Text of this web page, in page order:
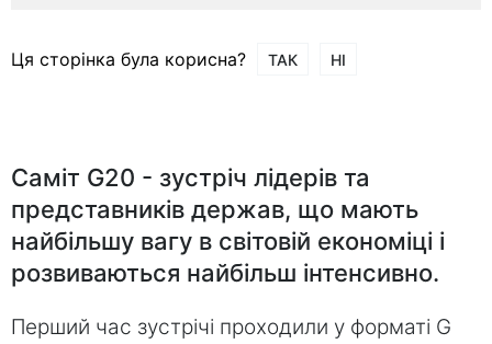
Ця сторінка була корисна? ТАК НІ
Саміт G20 - зустріч лідерів та
представників держав, що мають
найбільшу вагу в світовій економіці і
розвиваються найбільш інтенсивно.
Перший час зустрічі проходили у форматі G